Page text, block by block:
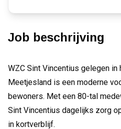
Job beschrijving
WZC Sint Vincentius gelegen
Meetjesland is een moderne
bewoners. Met een 80-tal
Sint Vincentius dagelijks zorg
in kortverblijf.